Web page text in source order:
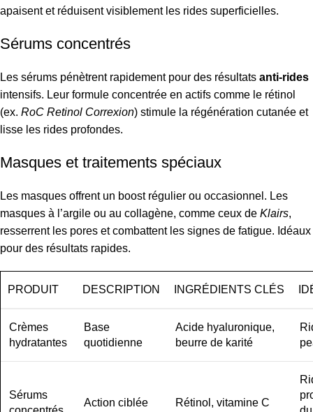
apaisent et réduisent visiblement les rides superficielles.
Sérums concentrés
Les sérums pénètrent rapidement pour des résultats anti-rides
intensifs. Leur formule concentrée en actifs comme le rétinol
(ex. RoC Retinol Correxion) stimule la régénération cutanée et
lisse les rides profondes.
Masques et traitements spéciaux
Les masques offrent un boost régulier ou occasionnel. Les
masques à l’argile ou au collagène, comme ceux de Klairs,
resserrent les pores et combattent les signes de fatigue. Idéaux
pour des résultats rapides.
PRODUIT DESCRIPTION INGRÉDIENTS CLÉS
Crèmes
hydratantes
Base
quotidienne
Acide hyaluronique,
beurre de karité
Sérums
Action ciblée Rétinol, vitamine C